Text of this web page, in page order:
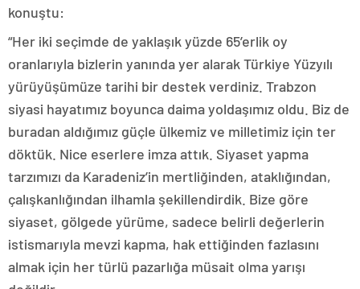
konuştu:
“Her iki seçimde de yaklaşık yüzde 65’erlik oy
oranlarıyla bizlerin yanında yer alarak Türkiye Yüzyılı
yürüyüşümüze tarihi bir destek verdiniz. Trabzon
siyasi hayatımız boyunca daima yoldaşımız oldu. Biz de
buradan aldığımız güçle ülkemiz ve milletimiz için ter
döktük. Nice eserlere imza attık. Siyaset yapma
tarzımızı da Karadeniz’in mertliğinden, ataklığından,
çalışkanlığından ilhamla şekillendirdik. Bize göre
siyaset, gölgede yürüme, sadece belirli değerlerin
istismarıyla mevzi kapma, hak ettiğinden fazlasını
almak için her türlü pazarlığa müsait olma yarışı